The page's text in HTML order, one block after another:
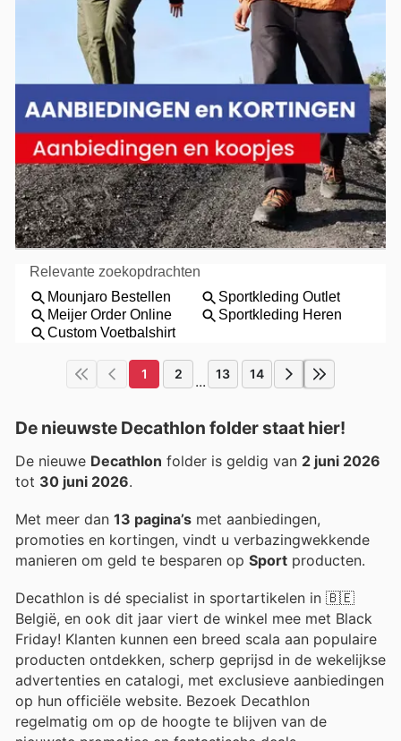
1 2 ... 13 14
De nieuwste Decathlon folder staat hier!
De nieuwe Decathlon folder is geldig van 2 juni 2026
tot 30 juni 2026.
Met meer dan 13 pagina’s met aanbiedingen,
promoties en kortingen, vindt u verbazingwekkende
manieren om geld te besparen op Sport producten.
Decathlon is dé specialist in sportartikelen in 🇧🇪
België, en ook dit jaar viert de winkel mee met Black
Friday! Klanten kunnen een breed scala aan populaire
producten ontdekken, scherp geprijsd in de wekelijkse
advertenties en catalogi, met exclusieve aanbiedingen
op hun officiële website. Bezoek Decathlon
regelmatig om op de hoogte te blijven van de